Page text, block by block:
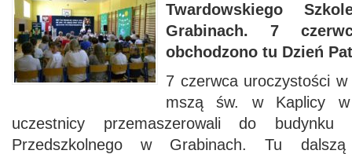
Twardowskiego
Grabinach. 7
obchodzono tu Dzień
7 czerwca uroczystości
mszą św. w Kaplicy
uczestnicy przemaszerowali do budynku
Przedszkolnego w Grabinach. Tu